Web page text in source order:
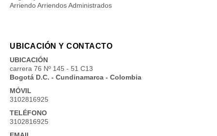
Arriendo Arriendos Administrados
UBICACIÓN Y CONTACTO
UBICACIÓN
carrera 76 Nº 145 - 51 C13
Bogotá D.C. - Cundinamarca - Colombia
MÓVIL
3102816925
TELÉFONO
3102816925